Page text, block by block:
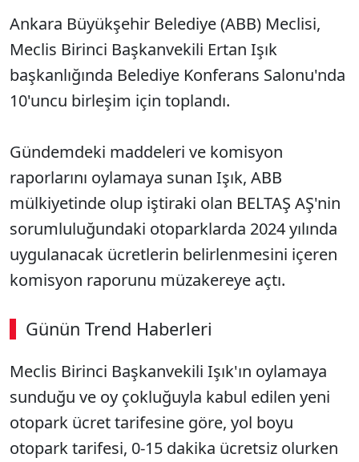
Ankara Büyükşehir Belediye (ABB) Meclisi,
Meclis Birinci Başkanvekili Ertan Işık
başkanlığında Belediye Konferans Salonu'nda
10'uncu birleşim için toplandı.
Gündemdeki maddeleri ve komisyon
raporlarını oylamaya sunan Işık, ABB
mülkiyetinde olup iştiraki olan BELTAŞ AŞ'nin
sorumluluğundaki otoparklarda 2024 yılında
uygulanacak ücretlerin belirlenmesini içeren
komisyon raporunu müzakereye açtı.
Günün Trend Haberleri
Meclis Birinci Başkanvekili Işık'ın oylamaya
sunduğu ve oy çokluğuyla kabul edilen yeni
otopark ücret tarifesine göre, yol boyu
otopark tarifesi, 0-15 dakika ücretsiz olurken